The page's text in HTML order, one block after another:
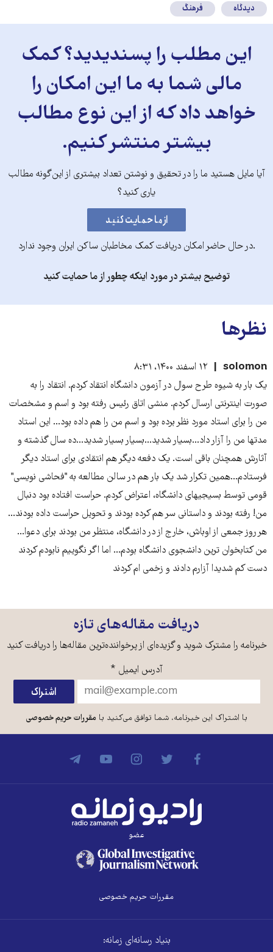
دیدگاه فرهنگ
این مطلب را پسندیدید؟ کمک
مالی شما به ما این امکان را
خواهد داد که از این نوع مطالب
بیشتر منتشر کنیم.
آیا مایل هستید ما را در تحقیق و نوشتن تعداد بیشتری از این‌گونه مطالب
یاری کنید؟
.در حال حاضر امکان دریافت کمک مخاطبان ساکن ایران وجود ندارد
توضیح بیشتر در مورد اینکه چطور از ما حمایت کنید
نظرها
solomon
۱۲ اسفند ۱۴۰۰، ۸:۳۱
یک بار به شیوه طرح سوال در آزمون دانشگاه انتقاد کردم. انتقاد را به
صورت اینترنتی ارسال کردم. منشی اتاق رئیس رفته بود و اسم و مشخصات
من را برای استاد مورد نظر برده بود و اسم من را هم داده بود... این استاد
مدتها من را آزار داد...بسیار شدید...بسیار بسیار شدید...ده سال گذشته و
آثارش همچنان باقی است. یک دفعه دیگر هم انتقادی برای استاد دیگر
فرستادم...همین تکرار شد یک بار هم در سالن مطالعه به "فحاشی نویسی"
قومی توسط بسیجیهای دانشگاه، اعتراض کردم. حراست افتاده بود دنبال
من! رفته بودند و داستانی سر هم کرده بودند و تحویل حراست داده بودند...
هر روز جمعی از اوباش، خارج از در دانشگاه، منتظر من بودند برای دعوا...
من کتابخوان ترین دانشجوی دانشگاه بودم... اما اگر نگوییم نابودم کردند
دست کم شدیدا آزارم دادند و زخمی ام کردند
دریافت مقاله‌های تازه
خبرنامه را مشترک شوید و گزیده‌ای از پرخواننده‌ترین مقاله‌ها را دریافت کنید
آدرس ایمیل *
با اشتراک این خبرنامه، شما توافق می‌کنید بامقررات حریم خصوصی
عضو
مقررات حریم خصوصی
بنیاد رسانه‌ای زمانه: